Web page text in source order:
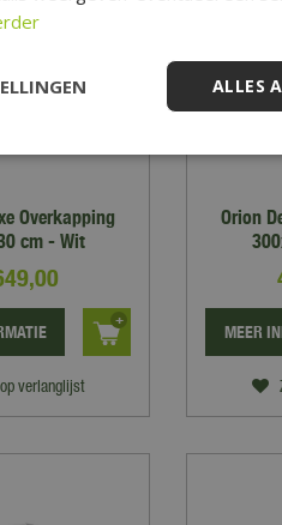
Overkapping
cm - Wit
,00
verlanglijst
Orion
MEER
ALLES